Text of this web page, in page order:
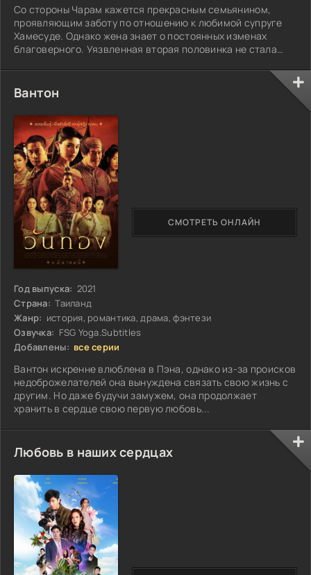
Со стороны Чарам кажется прекрасным семьянином,
проявляющим заботу по отношению к любимой супруге
Хамесуде. Однако жена знает о постоянных изменах
благоверного. Уязвленная вторая половинка не стала
Вантон
Год выпуска: 2021
Страна: Таиланд
Жанр: история, романтика, драма, фэнтези
Озвучка: FSG Yoga.Subtitles
Добавлены: все серии
Вантон искренне влюблена в Пэна, однако из-за происков
недоброжелателей она вынуждена связать свою жизнь с
другим. Но даже будучи замужем, она продолжает
хранить в сердце свою первую любовь...
СМОТРЕТЬ ОНЛАЙН
Любовь в наших сердцах